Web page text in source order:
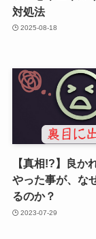
対処法
2025-08-18
【真相!?】良か
やった事が、な
るのか？
2023-07-29